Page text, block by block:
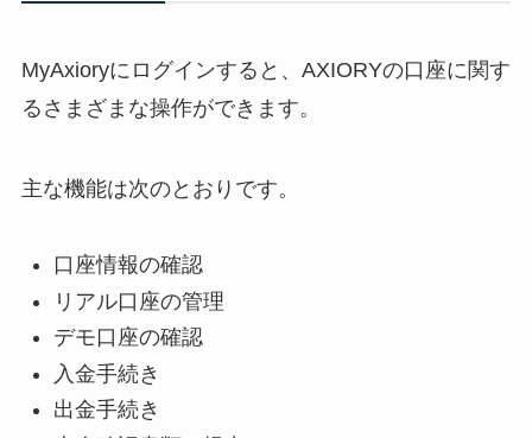
MyAxioryにログインすると、AXIORYの口座に関す
るさまざまな操作ができます。
主な機能は次のとおりです。
口座情報の確認
リアル口座の管理
デモ口座の確認
入金手続き
出金手続き